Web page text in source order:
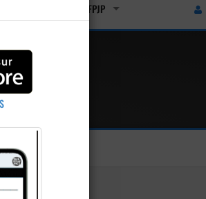
Licenciés FFPJP